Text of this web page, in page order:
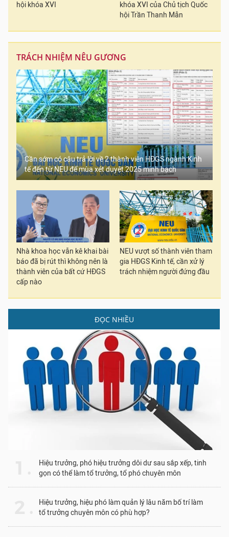
hội khóa XVI
khóa XVI của Chủ tịch Quốc
hội Trần Thanh Mẫn
TRÁCH NHIỆM NÊU GƯƠNG
Cần sớm có câu trả lời về 2 thành viên HĐGS ngành Kinh
tế đến từ NEU để mùa xét duyệt 2025 minh bạch
Nhà khoa học vẫn kê khai bài
báo đã bị rút thì không nên là
thành viên của bất cứ HĐGS
cấp nào
NEU vượt số thành viên tham
gia HĐGS Kinh tế, cần xử lý
trách nhiệm người đứng đầu
ĐỌC NHIỀU
Hiệu trưởng, phó hiệu trưởng dôi dư sau sắp xếp, tinh
gọn có thể làm tổ trưởng, tổ phó chuyên môn
Hiệu trưởng, hiệu phó làm quản lý lâu năm bố trí làm
tổ trưởng chuyên môn có phù hợp?